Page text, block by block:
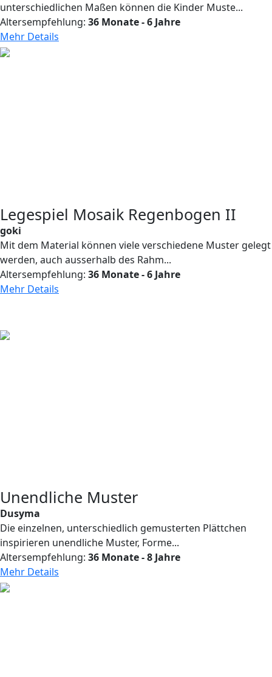
unterschiedlichen Maßen können die Kinder Muste...
Altersempfehlung: 36 Monate - 6 Jahre
Mehr Details
Legespiel Mosaik Regenbogen II
goki
Mit dem Material können viele verschiedene Muster gelegt
werden, auch ausserhalb des Rahm...
Altersempfehlung: 36 Monate - 6 Jahre
Mehr Details
Unendliche Muster
Dusyma
Die einzelnen, unterschiedlich gemusterten Plättchen
inspirieren unendliche Muster, Forme...
Altersempfehlung: 36 Monate - 8 Jahre
Mehr Details